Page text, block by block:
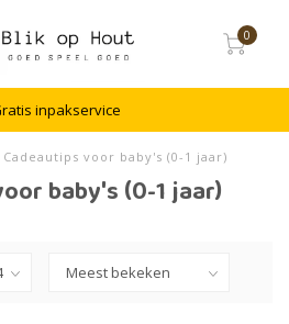
0
inpakservice
Cadeautips voor baby's (0-1 jaar)
baby's (0-1 jaar)